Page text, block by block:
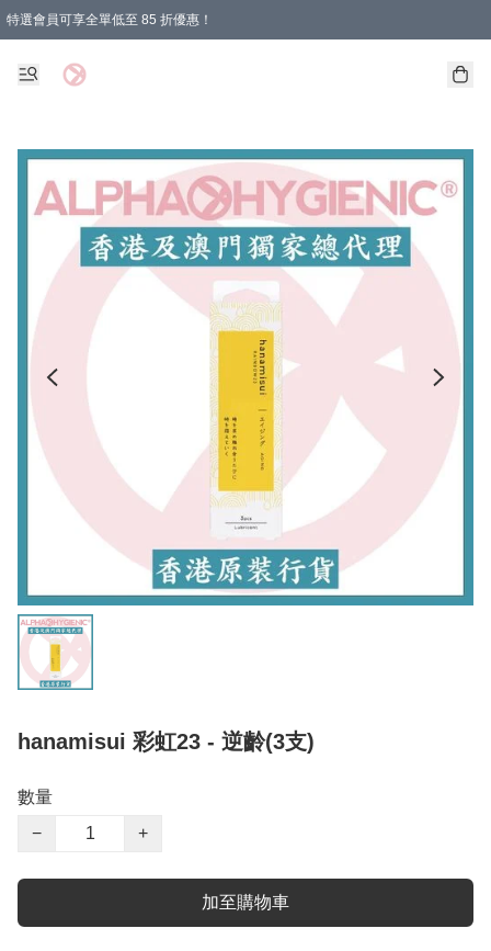
特選會員可享全單低至 85 折優惠！
購物滿 HKD 1000.00即享免運費優惠！（適用於 特定的送貨方式 )
hanamisui 彩虹23 - 逆齡(3支)
數量
−
+
加至購物車